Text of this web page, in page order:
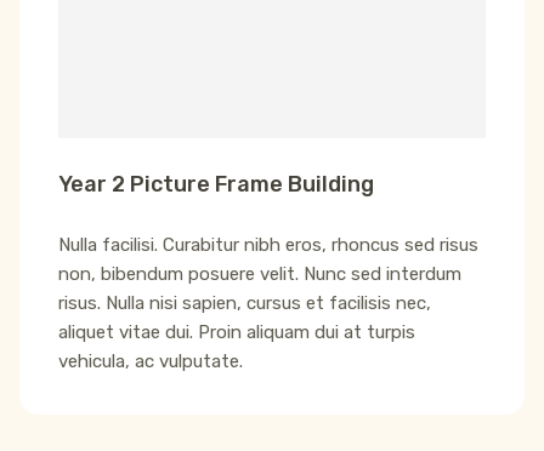
Year 2 Picture Frame Building
Nulla facilisi. Curabitur nibh eros, rhoncus sed risus
non, bibendum posuere velit. Nunc sed interdum
risus. Nulla nisi sapien, cursus et facilisis nec,
aliquet vitae dui. Proin aliquam dui at turpis
vehicula, ac vulputate.